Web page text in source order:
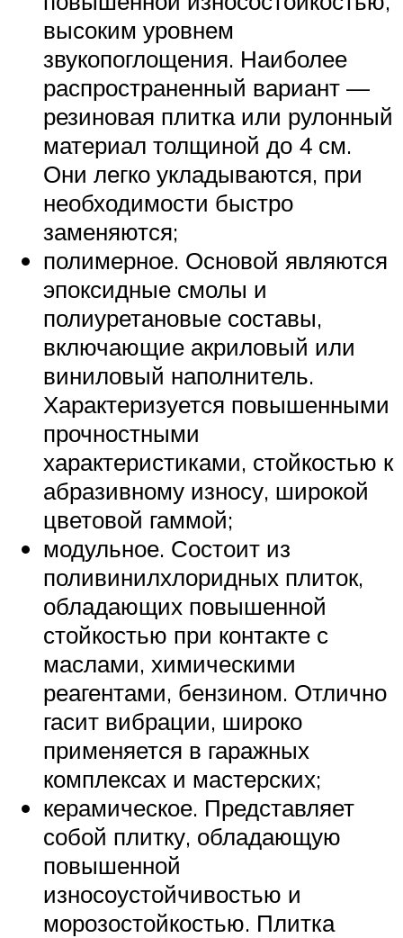
высоким уровнем
звукопоглощения. Наиболее
распространенный вариант —
резиновая плитка или рулонный
материал толщиной до 4 см.
Они легко укладываются, при
необходимости быстро
заменяются;
полимерное. Основой являются
эпоксидные смолы и
полиуретановые составы,
включающие акриловый или
виниловый наполнитель.
Характеризуется повышенными
прочностными
характеристиками, стойкостью к
абразивному износу, широкой
цветовой гаммой;
модульное. Состоит из
поливинилхлоридных плиток,
обладающих повышенной
стойкостью при контакте с
маслами, химическими
реагентами, бензином. Отлично
гасит вибрации, широко
применяется в гаражных
комплексах и мастерских;
керамическое. Представляет
собой плитку, обладающую
повышенной
износоустойчивостью и
морозостойкостью. Плитка